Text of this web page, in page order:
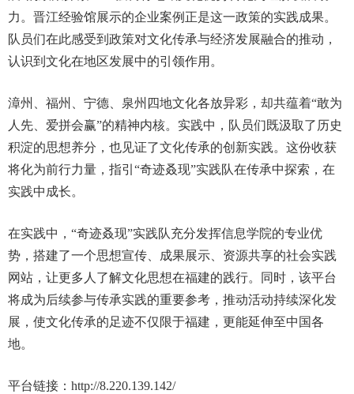
力。晋江经验馆展示的企业案例正是这一政策的实践成果。
队员们在此感受到政策对文化传承与经济发展融合的推动，
认识到文化在地区发展中的引领作用。
漳州、福州、宁德、泉州四地文化各放异彩，却共蕴着“敢为
人先、爱拼会赢”的精神内核。实践中，队员们既汲取了历史
积淀的思想养分，也见证了文化传承的创新实践。这份收获
将化为前行力量，指引“奇迹叒现”实践队在传承中探索，在
实践中成长。
在实践中，“奇迹叒现”实践队充分发挥信息学院的专业优
势，搭建了一个思想宣传、成果展示、资源共享的社会实践
网站，让更多人了解文化思想在福建的践行。同时，该平台
将成为后续参与传承实践的重要参考，推动活动持续深化发
展，使文化传承的足迹不仅限于福建，更能延伸至中国各
地。
平台链接：http://8.220.139.142/